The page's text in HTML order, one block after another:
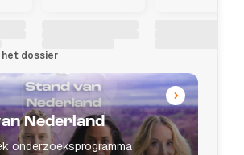
het dossier
Nederland
onderzoeksprogramma